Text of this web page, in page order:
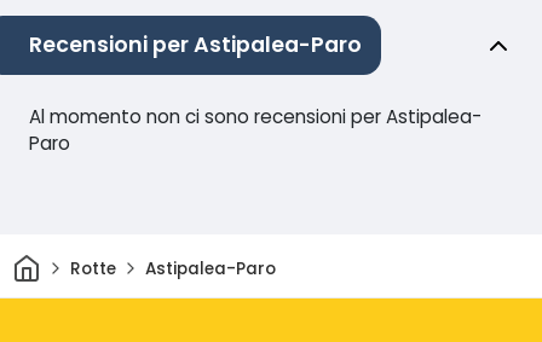
Recensioni per Astipalea-Paro
Al momento non ci sono recensioni per Astipalea-
Paro
CasaRotte Astipalea-Paro